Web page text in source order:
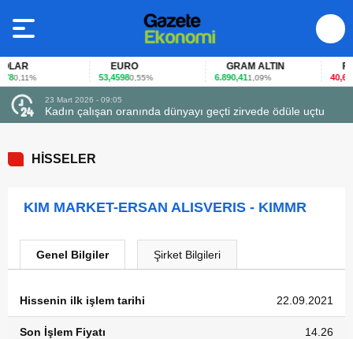
0,11%
EURO
53,45980,55%
GRAM ALTIN
6.890,411,09%
FAİZ
40,65-
23 Mart 2026 - 09:05
Kadın çalışan oranında dünyayı geçti zirvede ödüle uçtu
HİSSELER
KIM MARKET-ERSAN ALISVERIS - KIMMR
Genel Bilgiler Şirket Bilgileri
Hissenin ilk işlem tarihi 22.09.2021
Son İşlem Fiyatı 14.26